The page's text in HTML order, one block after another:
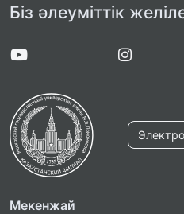
Біз әлеуміттік
Мекенжай